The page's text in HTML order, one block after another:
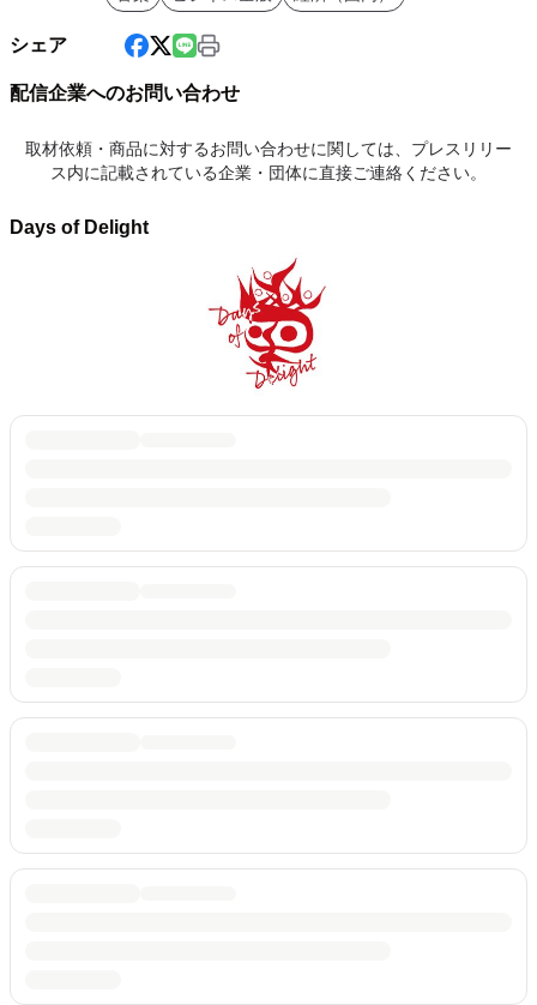
シェア
配信企業へのお問い合わせ
取材依頼・商品に対するお問い合わせに関しては、プレスリリー
ス内に記載されている企業・団体に直接ご連絡ください。
Days of Delight